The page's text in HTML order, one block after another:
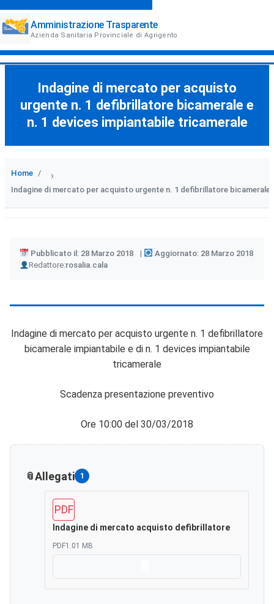
Amministrazione Trasparente
Azienda Sanitaria Provinciale di Agrigento
Indagine di mercato per acquisto
urgente n. 1 defibrillatore bicamerale e
n. 1 devices impiantabile tricamerale
Home ›
Indagine di mercato per acquisto urgente n. 1 defibrillatore bicamerale
Pubblicato il: 28 Marzo 2018
Aggiornato: 28 Marzo 2018
Redattore:
Author rosalia.cala
Indagine di mercato per acquisto urgente n. 1 defibrillatore
bicamerale impiantabile e di n. 1 devices impiantabile
tricamerale
Scadenza presentazione preventivo
Ore 10:00 del 30/03/2018
Allegati 1
PDF
Indagine di mercato acquisto defibrillatore
PDF1.01 MB